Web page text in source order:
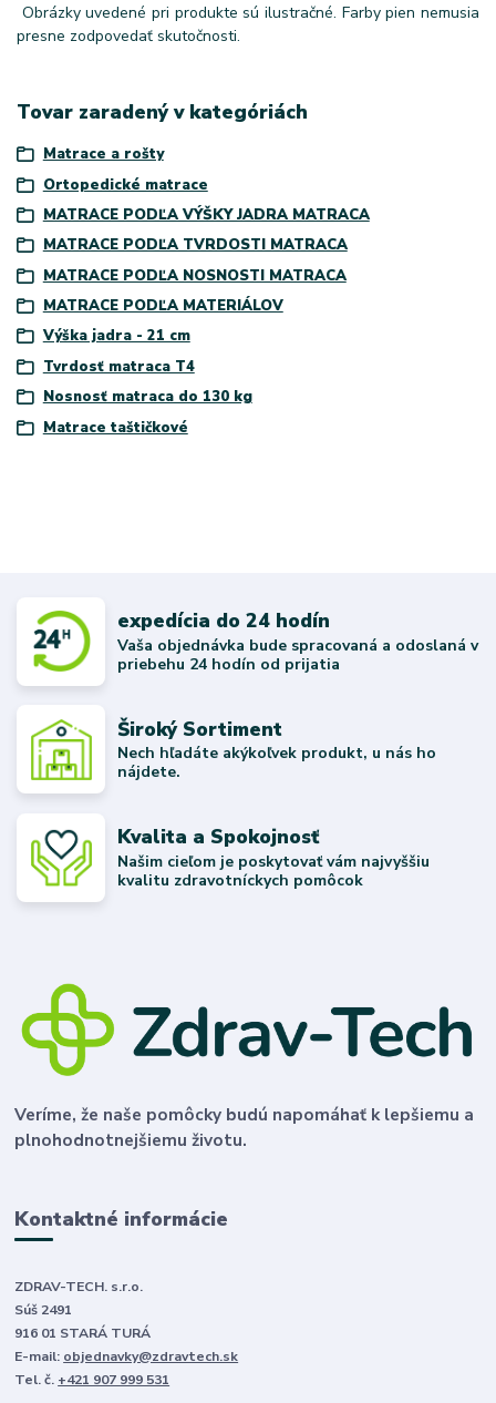
Obrázky uvedené pri produkte sú ilustračné. Farby pien nemusia
presne zodpovedať skutočnosti.
Tovar zaradený v kategóriách
Matrace a rošty
Ortopedické matrace
MATRACE PODĽA VÝŠKY JADRA MATRACA
MATRACE PODĽA TVRDOSTI MATRACA
MATRACE PODĽA NOSNOSTI MATRACA
MATRACE PODĽA MATERIÁLOV
Výška jadra - 21 cm
Tvrdosť matraca T4
Nosnosť matraca do 130 kg
Matrace taštičkové
expedícia do 24 hodín
Vaša objednávka bude spracovaná a odoslaná v
priebehu 24 hodín od prijatia
Široký Sortiment
Nech hľadáte akýkoľvek produkt, u nás ho
nájdete.
Kvalita a Spokojnosť
Našim cieľom je poskytovať vám najvyššiu
kvalitu zdravotníckych pomôcok
Veríme, že naše pomôcky budú napomáhať k lepšiemu a
plnohodnotnejšiemu životu.
Kontaktné informácie
ZDRAV-TECH. s.r.o.
Súš 2491
916 01 STARÁ TURÁ
E-mail: objednavky@zdravtech.sk
Tel. č. +421 907 999 531